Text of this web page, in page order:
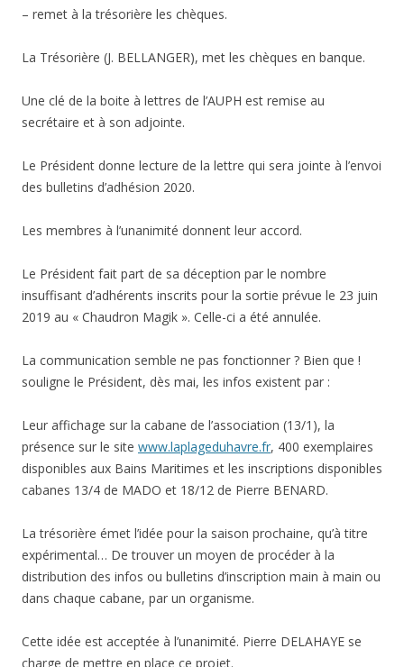
– remet à la trésorière les chèques.
La Trésorière (J. BELLANGER), met les chèques en banque.
Une clé de la boite à lettres de l’AUPH est remise au
secrétaire et à son adjointe.
Le Président donne lecture de la lettre qui sera jointe à l’envoi
des bulletins d’adhésion 2020.
Les membres à l’unanimité donnent leur accord.
Le Président fait part de sa déception par le nombre
insuffisant d’adhérents inscrits pour la sortie prévue le 23 juin
2019 au « Chaudron Magik ». Celle-ci a été annulée.
La communication semble ne pas fonctionner ? Bien que !
souligne le Président, dès mai, les infos existent par :
Leur affichage sur la cabane de l’association (13/1), la
présence sur le site www.laplageduhavre.fr, 400 exemplaires
disponibles aux Bains Maritimes et les inscriptions disponibles
cabanes 13/4 de MADO et 18/12 de Pierre BENARD.
La trésorière émet l’idée pour la saison prochaine, qu’à titre
expérimental… De trouver un moyen de procéder à la
distribution des infos ou bulletins d’inscription main à main ou
dans chaque cabane, par un organisme.
Cette idée est acceptée à l’unanimité. Pierre DELAHAYE se
charge de mettre en place ce projet.